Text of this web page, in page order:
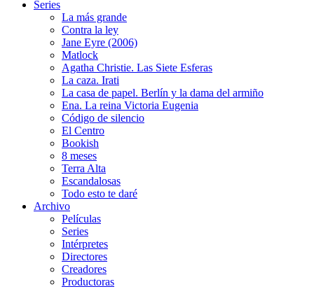
Series
La más grande
Contra la ley
Jane Eyre (2006)
Matlock
Agatha Christie. Las Siete Esferas
La caza. Irati
La casa de papel. Berlín y la dama del armiño
Ena. La reina Victoria Eugenia
Código de silencio
El Centro
Bookish
8 meses
Terra Alta
Escandalosas
Todo esto te daré
Archivo
Películas
Series
Intérpretes
Directores
Creadores
Productoras